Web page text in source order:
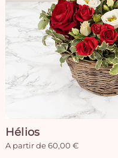
Hélios
A partir de 60,00 €